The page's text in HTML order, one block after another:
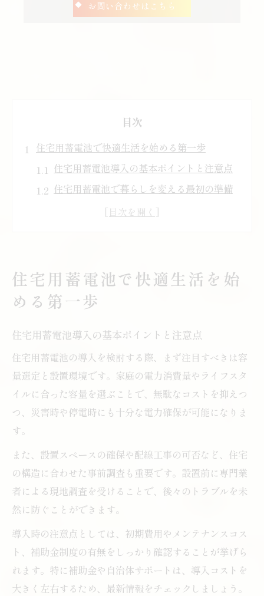
お問い合わせはこちら
目次
住宅用蓄電池で快適生活を始める第一歩
住宅用蓄電池導入の基本ポイントと注意点
住宅用蓄電池で暮らしを変える最初の準備
住宅用蓄電池選びで失敗しないための基礎
住宅用蓄電池で安心を得るための導入手順
日常の安心感を高める住宅用蓄電池の実力
住宅用蓄電池で得られる日常の安心感と防
災性
住宅用蓄電池で災害時も安心できる暮らし
を実現
住宅用蓄電池による停電対策と快適な日常
維持
エアコンも安心の住宅用蓄電池活用術
住宅用蓄電池で快適な空調を保つ使い方の
工夫
住宅用蓄電池で快適生活を始
める第一歩
住宅用蓄電池導入の基本ポイントと注意点
住宅用蓄電池の導入を検討する際、まず注目すべきは容
量選定と設置環境です。家庭の電力消費量やライフスタ
イルに合った容量を選ぶことで、無駄なコストを抑えつ
つ、災害時や停電時にも十分な電力確保が可能になりま
す。
また、設置スペースの確保や配線工事の可否など、住宅
の構造に合わせた事前調査も重要です。設置前に専門業
者による現地調査を受けることで、後々のトラブルを未
然に防ぐことができます。
導入時の注意点としては、初期費用やメンテナンスコス
ト、補助金制度の有無をしっかり確認することが挙げら
れます。特に補助金や自治体サポートは、導入コストを
大きく左右するため、最新情報をチェックしましょう。